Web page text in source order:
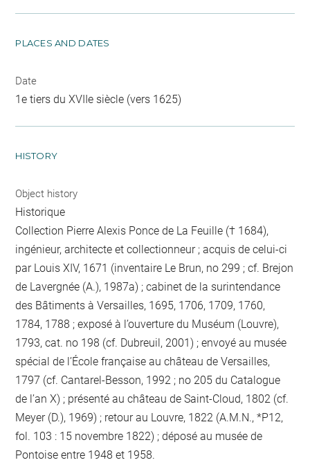
PLACES AND DATES
Date
1e tiers du XVIIe siècle (vers 1625)
HISTORY
Object history
Historique
Collection Pierre Alexis Ponce de La Feuille († 1684),
ingénieur, architecte et collectionneur ; acquis de celui-ci
par Louis XIV, 1671 (inventaire Le Brun, no 299 ; cf. Brejon
de Lavergnée (A.), 1987a) ; cabinet de la surintendance
des Bâtiments à Versailles, 1695, 1706, 1709, 1760,
1784, 1788 ; exposé à l’ouverture du Muséum (Louvre),
1793, cat. no 198 (cf. Dubreuil, 2001) ; envoyé au musée
spécial de l’École française au château de Versailles,
1797 (cf. Cantarel-Besson, 1992 ; no 205 du Catalogue
de l’an X) ; présenté au château de Saint-Cloud, 1802 (cf.
Meyer (D.), 1969) ; retour au Louvre, 1822 (A.M.N., *P12,
fol. 103 : 15 novembre 1822) ; déposé au musée de
Pontoise entre 1948 et 1958.